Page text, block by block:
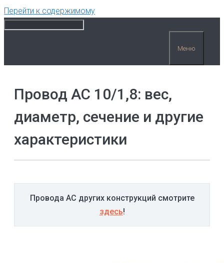
Перейти к содержимому
Меню
Провод АС 10/1,8: вес,
диаметр, сечение и другие
характеристики
Провода АС других конструкций смотрите
здесь!